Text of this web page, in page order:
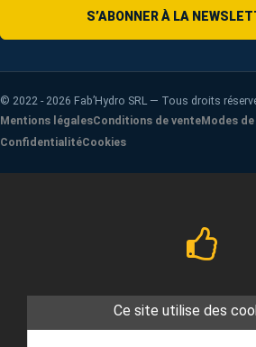
S’ABONNER À LA
© 2022 - 2026 Fab’Hydro SRL — Tous droits
Mentions légalesConditions de venteModes
ConfidentialitéCookies
Ce site utilise des